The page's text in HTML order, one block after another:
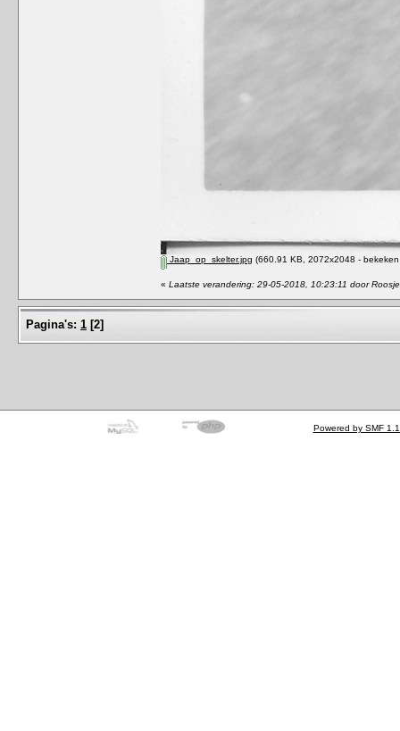
Jaap_op_skelter.jpg (660.91 KB, 2072x2048 -
« Laatste verandering: 29-05-2018, 10:23:11 door Roosje
Pagina's: 1 [2]
Powered by SMF